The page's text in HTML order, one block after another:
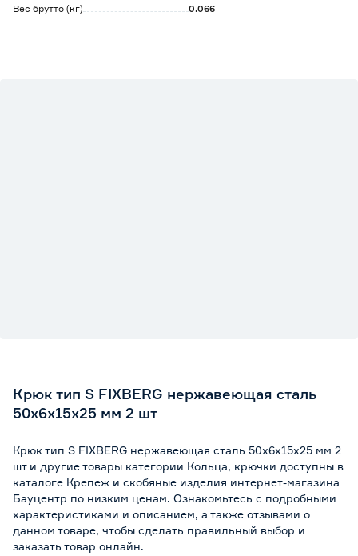
Вес брутто (кг) 0.066
Крюк тип S FIXBERG нержавеющая сталь
50х6х15х25 мм 2 шт
Крюк тип S FIXBERG нержавеющая сталь 50х6х15х25 мм 2
шт и другие товары категории Кольца, крючки доступны в
каталоге Крепеж и скобяные изделия интернет-магазина
Бауцентр по низким ценам. Ознакомьтесь с подробными
характеристиками и описанием, а также отзывами о
данном товаре, чтобы сделать правильный выбор и
заказать товар онлайн.